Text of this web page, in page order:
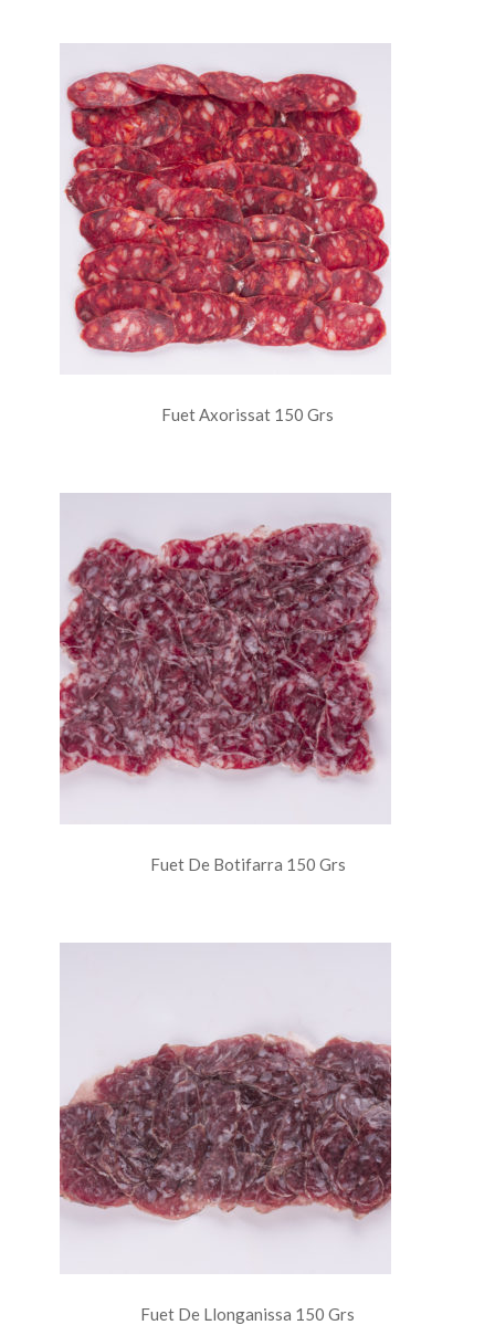
Fuet Axorissat 150 Grs
Fuet De Botifarra 150 Grs
Fuet De Llonganissa 150 Grs